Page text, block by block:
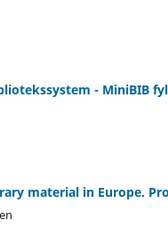
- MiniBIB
material in Europe.